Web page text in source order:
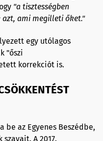
"a tisztességben
ami megilleti őket."
egy utólagos
"őszi
korrekciót is.
be az Egyenes Beszédbe,
A 2017.